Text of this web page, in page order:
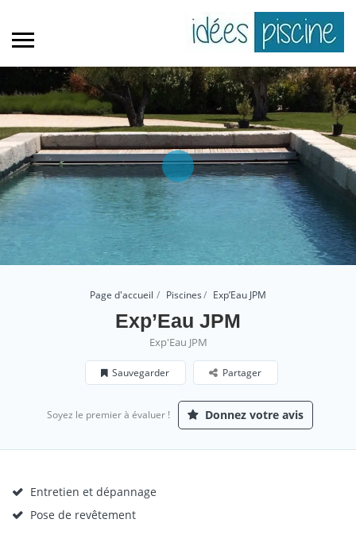
Page d'accueil Piscines Exp’Eau JPM
Exp’Eau JPM
Exp'Eau JPM
Sauvegarder Partager
Soyez le premier à évaluer ! Donnez votre avis
Entretien et dépannage
Pose de revêtement